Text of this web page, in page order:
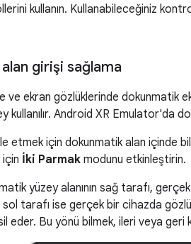
kullanın. Kullanabileceğiniz
girişi sağlama
ve ekran gözlüklerinde dokunmatik
kullanılır. Android XR Emulator'da
etmek için dokunmatik alan içinde
İki Parmak modunu etkinleştirin.
yüzey alanının sağ tarafı,
sol tarafı ise gerçek bir cihazda
eder. Bu yönü bilmek, ileri veya